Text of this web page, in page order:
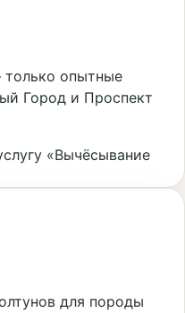
опытные
Город и Проспект
«Вычёсывание
для породы